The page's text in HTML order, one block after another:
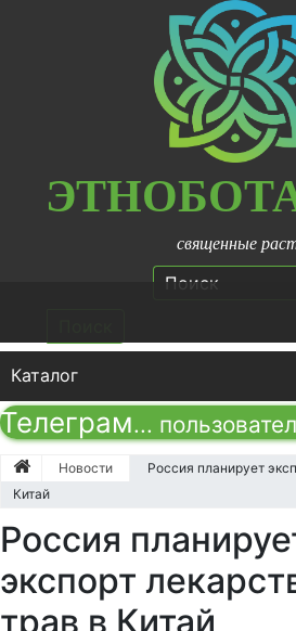
священные
Каталог
Телеграм...
Новости
Россия планирует
Китай
Россия
экспорт
трав в Китай